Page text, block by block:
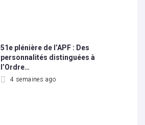
51e plénière de l’APF : Des
personnalités distinguées à
l’Ordre…
4 semaines ago